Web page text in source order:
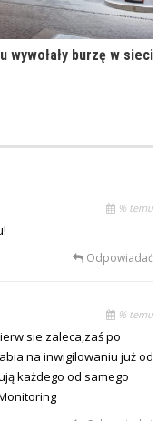
wywołały burzę w sieci
% temu
Odpowiadać
% temu
sie zaleca,zaś po
na inwigilowaniu już od
każdego od samego